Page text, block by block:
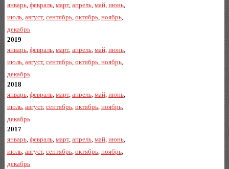
январь, февраль, март, апрель, май, июнь,
июль, август, сентябрь, октябрь, ноябрь,
декабрь
2019
январь, февраль, март, апрель, май, июнь,
июль, август, сентябрь, октябрь, ноябрь,
декабрь
2018
январь, февраль, март, апрель, май, июнь,
июль, август, сентябрь, октябрь, ноябрь,
декабрь
2017
январь, февраль, март, апрель, май, июнь,
июль, август, сентябрь, октябрь, ноябрь,
декабрь